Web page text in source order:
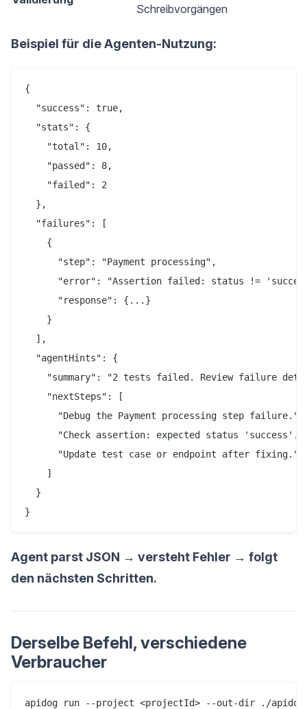
Schreibvorgängen
Beispiel für die Agenten-Nutzung:
{
  "success": true,
  "stats": {
    "total": 10,
    "passed": 8,
    "failed": 2
  },
  "failures": [
    {
      "step": "Payment processing",
"error": "Assertion failed: status !=
      "response": {...}
    }
  ],
  "agentHints": {
"summary": "2 tests failed. Review failure
    "nextSteps": [
      "Debug the Payment processing step failure.",
"Check assertion: expected status
      "Update test case or endpoint after fixing."
    ]
  }
}
Agent parst JSON → versteht Fehler → folgt
den nächsten Schritten.
Derselbe Befehl, verschiedene
Verbraucher
apidog run --project <projectId> --out-dir ./